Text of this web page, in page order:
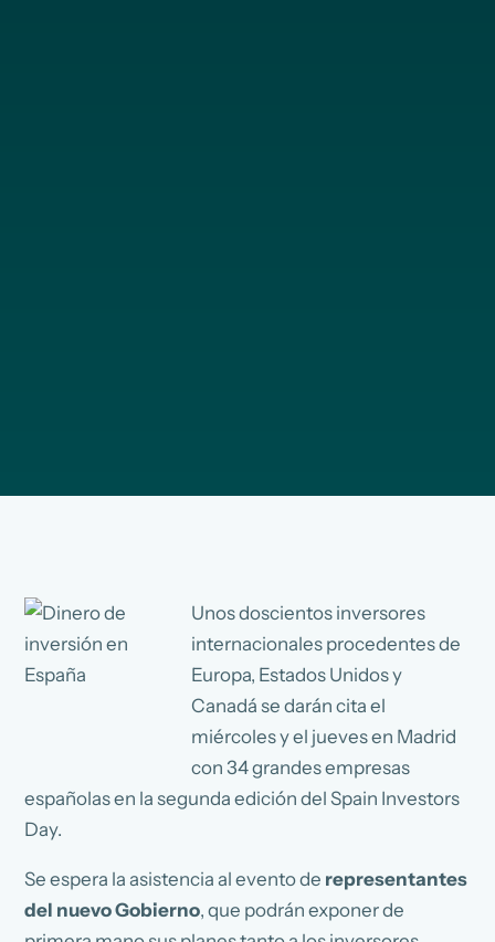
Unos doscientos inversores
internacionales procedentes de
Europa, Estados Unidos y
Canadá se darán cita el
miércoles y el jueves en Madrid
con 34 grandes empresas
españolas en la segunda edición del Spain Investors
Day.
Se espera la asistencia al evento de representantes
del nuevo Gobierno, que podrán exponer de